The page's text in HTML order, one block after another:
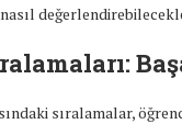
sıralamalar,